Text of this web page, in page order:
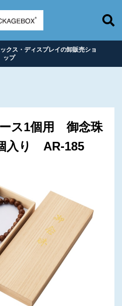
クス・ディスプレイの卸販売ショ
ップ
ス1個用 御念珠
入り AR-185